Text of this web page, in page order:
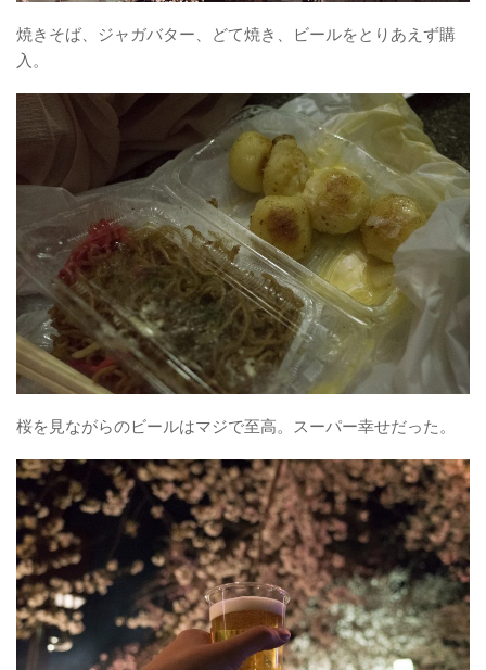
焼きそば、ジャガバター、どて焼き、ビールをとりあえず購
入。
桜を見ながらのビールはマジで至高。スーパー幸せだった。